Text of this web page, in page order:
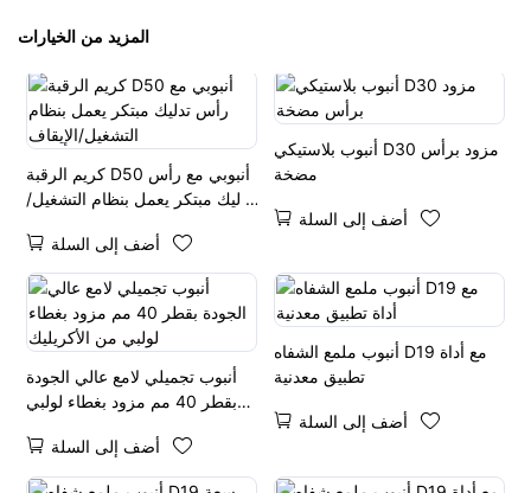
المزيد من الخيارات
كريم الرقبة D50 أنبوبي مع رأس
تدليك مبتكر يعمل بنظام التشغيل/
أضف إلى السلة
أنبوب بلاستيكي D30 مزود برأس
مضخة
أضف إلى السلة
أنبوب تجميلي لامع عالي الجودة
بقطر 40 مم مزود بغطاء لولبي
أضف إلى السلة
أنبوب ملمع الشفاه D19 مع أداة
تطبيق معدنية
أضف إلى السلة